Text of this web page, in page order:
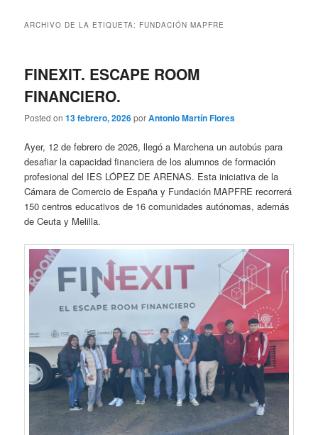
ARCHIVO DE LA ETIQUETA: FUNDACIÓN MAPFRE
FINEXIT. ESCAPE ROOM
FINANCIERO.
Posted on13 febrero, 2026porAntonio Martín Flores
Ayer, 12 de febrero de 2026, llegó a Marchena un autobús para
desafiar la capacidad financiera de los alumnos de formación
profesional del IES LÓPEZ DE ARENAS. Esta iniciativa de la
Cámara de Comercio de España y Fundación MAPFRE recorrerá
150 centros educativos de 16 comunidades autónomas, además
de Ceuta y Melilla.